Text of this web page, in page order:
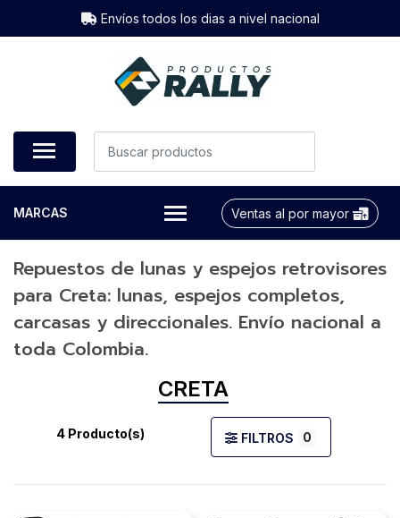
Envíos todos los dias a nivel nacional
MARCAS Ventas al por mayor
Repuestos de lunas y espejos retrovisores
para Creta: lunas, espejos completos,
carcasas y direccionales. Envío nacional a
toda Colombia.
CRETA
4 Producto(s) FILTROS 0